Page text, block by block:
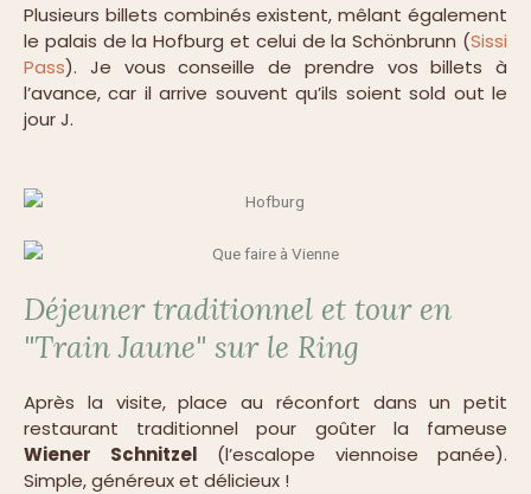
Plusieurs billets combinés existent, mêlant également
le palais de la Hofburg et celui de la Schönbrunn (Sissi
Pass). Je vous conseille de prendre vos billets à
l’avance, car il arrive souvent qu’ils soient sold out le
jour J.
Déjeuner traditionnel et tour en
"Train Jaune" sur le Ring
Après la visite, place au réconfort dans un petit
restaurant traditionnel pour goûter la fameuse
Wiener Schnitzel (l’escalope viennoise panée).
Simple, généreux et délicieux !